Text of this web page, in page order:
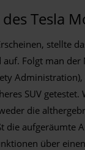
Tesla
stellte
Folgt man der
SUV getestet.
die
die aufgeräumte
über